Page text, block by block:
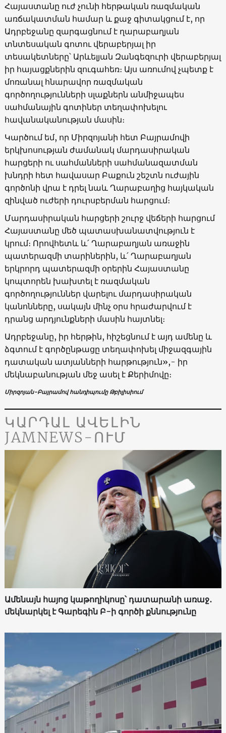
Հայաստանը ուժ չունի հերթական ռազմական
առճակատման համար և քաջ գիտակցում է, որ
Ադրբեջանը զարգացնում է ղարաբաղյան
տնտեսական գոտու վերաբերյալ իր
տեսակետները՝ Արևելյան Զանգեզուրի վերաբերյալ
իր հայացքներին զուգահեռ։ Այս առումով չպետք է
մոռանալ հնարավոր ռազմական
գործողությունների սլաքներն անմիջապես
սահմանային գոտիներ տեղափոխելու
հավանականության մասին։
Կարծում եմ, որ Միրզոյանի հետ Բայրամովի
երկխոսության ժամանակ մարդասիրական
հարցերի ու սահմանների սահմանազատման
խնդրի հետ հավասար Բաքուն շեշտն ուժային
գործոնի վրա է դրել նաև Ղարաբաղից հայկական
զինված ուժերի դուրսբերման հարցում։
Մարդասիրական հարցերի շուրջ վեճերի հարցում
Հայաստանը մեծ պատասխանատվություն է
կրում։ Որովհետև և՛ Ղարաբաղյան առաջին
պատերազմի տարիներին, և՛ Ղարաբաղյան
երկրորդ պատերազմի օրերին Հայաստանը
կոպտորեն խախտել է ռազմական
գործողություններ վարելու մարդասիրական
կանոնները, սակայն մինչ օրս հրաժարվում է
դրանց արդյունքների մասին հայտնել։
Ադրբեջանը, իր հերթին, հիշեցնում է այդ ամենը և
ձգտում է գործընթացը տեղափոխել միջազգային
դատական ​​ատյանների հարթություն»,- իր
մեկնաբանության մեջ ասել է Քերիմովը։
Միրզոյան-Բայրամով հանդիպումը Թբիլիսիում
ԿԱՐԴԱԼ ԱՎԵԼԻՆ
JAMNEWS-ՈՒՄ
Ամենայն հայոց կաթողիկոսը՝ դատարանի առաջ․
մեկնարկել է Գարեգին Բ-ի գործի քննությունը